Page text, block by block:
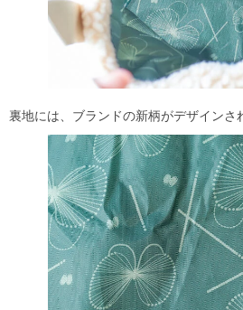
裏地には、ブランドの新柄がデザインさ